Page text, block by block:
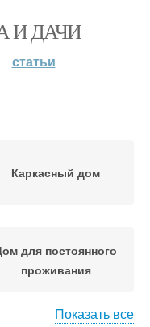
И ДАЧИ
статьи
Каркасный дом
для постоянного
проживания
Показать все